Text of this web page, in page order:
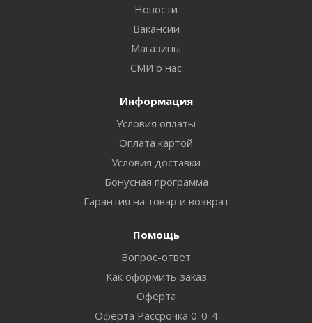
Новости
Вакансии
Магазины
СМИ о нас
Информация
Условия оплаты
Оплата картой
Условия доставки
Бонусная программа
Гарантия на товар и возврат
Помощь
Вопрос-ответ
Как оформить заказ
Оферта
Оферта Рассрочка 0-0-4